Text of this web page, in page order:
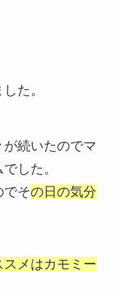
た。
続いたのでマ
した。
でその日の気分
メはカモミー